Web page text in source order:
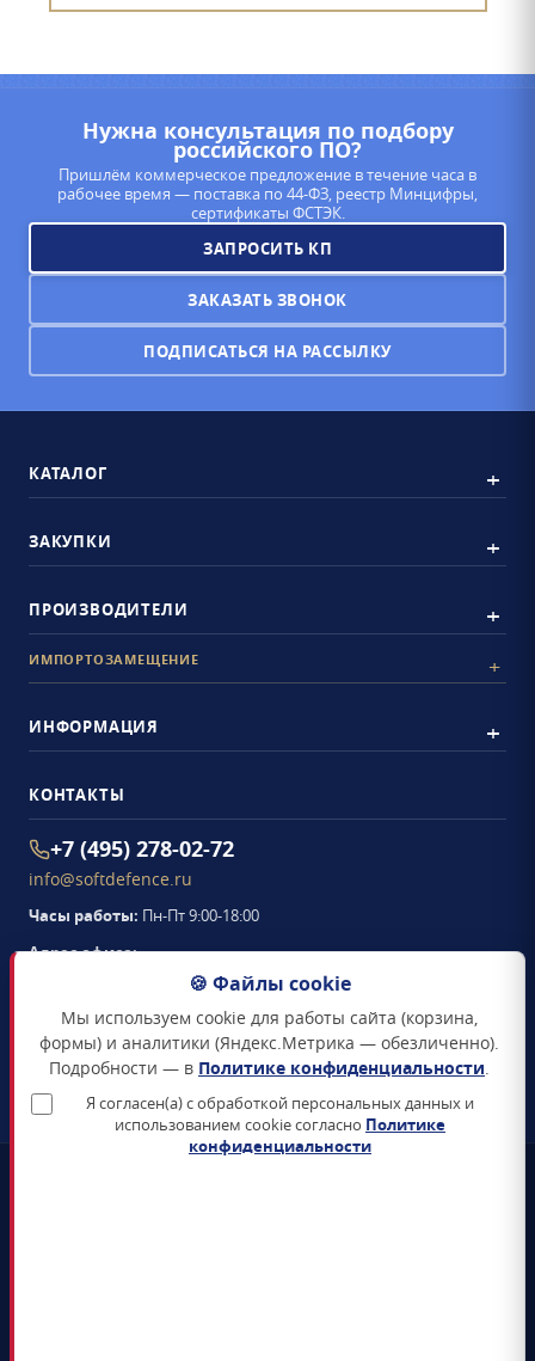
Нужна консультация по подбору
российского ПО?
Пришлём коммерческое предложение в течение часа в
рабочее время — поставка по 44-ФЗ, реестр Минцифры,
сертификаты ФСТЭК.
ЗАПРОСИТЬ КП
ЗАКАЗАТЬ ЗВОНОК
ПОДПИСАТЬСЯ НА РАССЫЛКУ
КАТАЛОГ
ЗАКУПКИ
ПРОИЗВОДИТЕЛИ
ИМПОРТОЗАМЕЩЕНИЕ
ИНФОРМАЦИЯ
КОНТАКТЫ
+7 (495) 278-02-72
info@softdefence.ru
Часы работы: Пн-Пт 9:00-18:00
Адрес офиса:
Семёновская набережная, д. 2/1, стр. 1, офис 411
Схема проезда →
ЗАКАЗАТЬ ЗВОНОК
🍪 Файлы cookie
Мы используем cookie для работы сайта (корзина,
формы) и аналитики (Яндекс.Метрика — обезличенно).
Подробности — в Политике конфиденциальности.
Я согласен(а) с обработкой персональных данных и
использованием cookie согласно Политике
конфиденциальности